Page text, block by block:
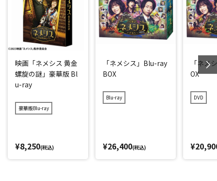
映画「ネメシス 黄金
螺旋の謎」豪華版 Bl
u-ray
豪華版Blu-ray
¥8,250(税込)
「ネメシス」Blu-ray
BOX
Blu-ray
¥26,400(税込)
「ネメ
OX
DVD